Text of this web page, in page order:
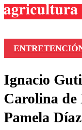
Colo
Ignacio
Carolina de
Pamela Díaz